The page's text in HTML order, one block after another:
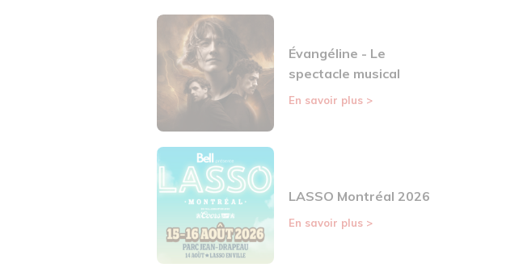
Évangéline - Le
spectacle musical
En savoir plus >
LASSO Montréal 2026
En savoir plus >